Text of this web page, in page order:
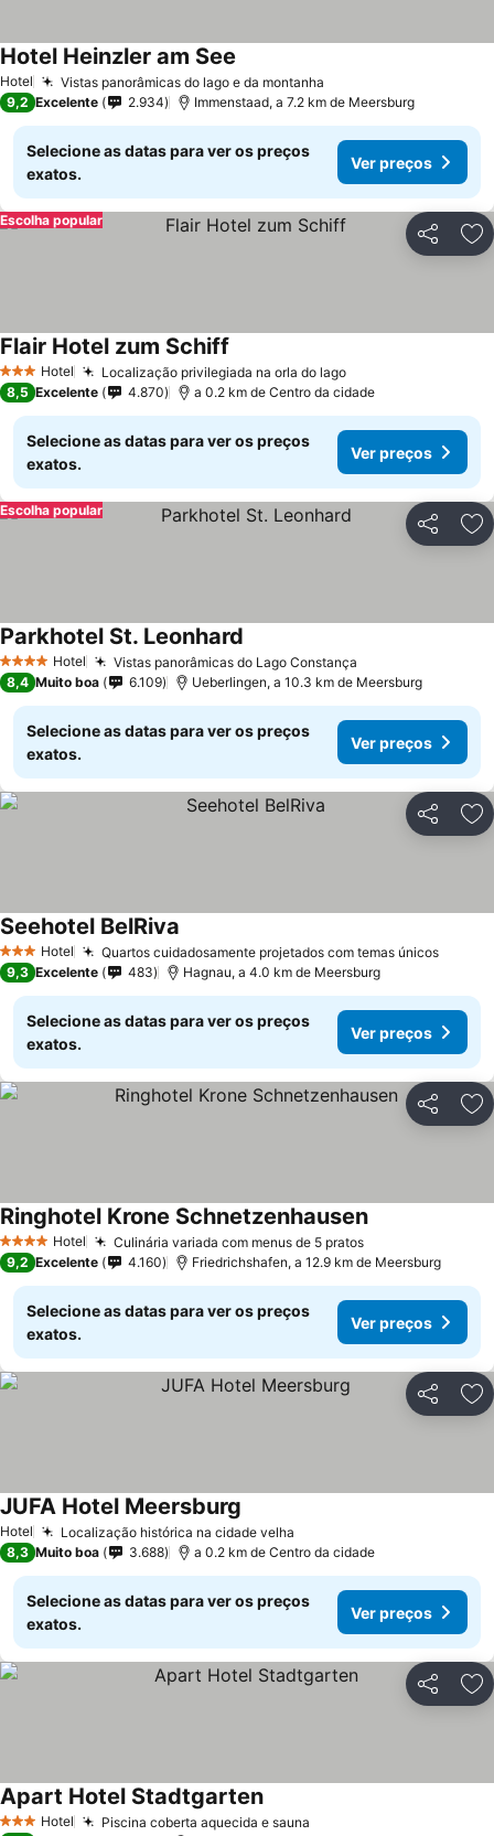
Hotel Vistas panorâmicas do lago e da montanha
Hotel Heinzler am See
9,2 Excelente 2.934 Immenstaad, a 7.2 km de Meersburg
Selecione as datas para ver os preços
exatos.
Ver preços
Partilhar
Escolha popular
3 EstrelasHotel Localização privilegiada na orla do lago
Flair Hotel zum Schiff
8,5 Excelente 4.870 a 0.2 km de Centro da cidade
Selecione as datas para ver os preços
exatos.
Ver preços
Partilhar
Escolha popular
4 EstrelasHotel Vistas panorâmicas do Lago Constança
Parkhotel St. Leonhard
8,4 Muito boa 6.109 Ueberlingen, a 10.3 km de Meersburg
Selecione as datas para ver os preços
exatos.
Ver preços
Partilhar
3 EstrelasHotel Quartos cuidadosamente projetados com temas únicos
Seehotel BelRiva
9,3 Excelente 483 Hagnau, a 4.0 km de Meersburg
Selecione as datas para ver os preços
exatos.
Ver preços
Partilhar
4 EstrelasHotel Culinária variada com menus de 5 pratos
Ringhotel Krone Schnetzenhausen
9,2 Excelente 4.160 Friedrichshafen, a 12.9 km de Meersburg
Selecione as datas para ver os preços
exatos.
Ver preços
Partilhar
Hotel Localização histórica na cidade velha
JUFA Hotel Meersburg
8,3 Muito boa 3.688 a 0.2 km de Centro da cidade
Selecione as datas para ver os preços
exatos.
Ver preços
Partilhar
3 EstrelasHotel Piscina coberta aquecida e sauna
Apart Hotel Stadtgarten